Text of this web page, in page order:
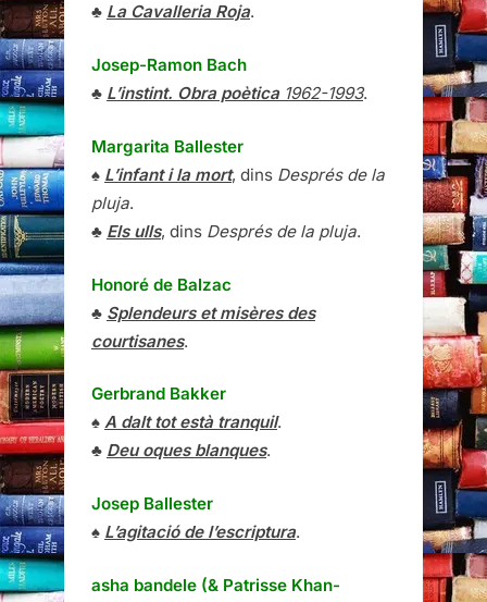
♣ La Cavalleria Roja.
Josep-Ramon Bach
♣ L’instint. Obra poètica1962-1993.
Margarita Ballester
♠ L’infant i la mort, dins Després de la
pluja.
♣ Els ulls, dins Després de la pluja.
Honoré de Balzac
♣ Splendeurs et misères des
courtisanes.
Gerbrand Bakker
♠ A dalt tot està tranquil.
♣ Deu oques blanques.
Josep Ballester
♠ L’agitació de l’escriptura.
asha bandele (& Patrisse Khan-